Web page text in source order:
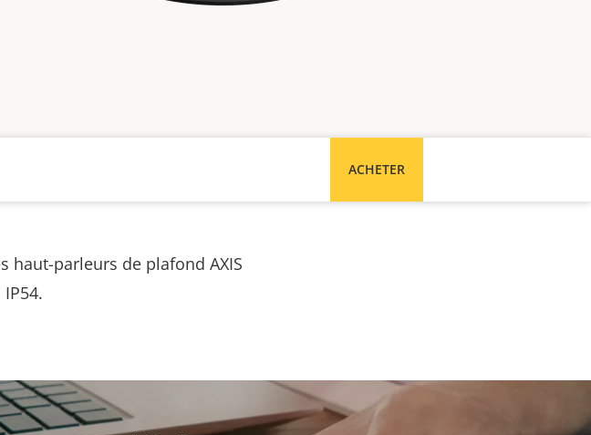
ACHETER
haut-parleurs de plafond AXIS